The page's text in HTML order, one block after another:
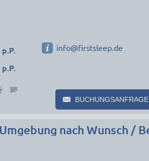
info@firstsleep.de
BUCHUNGSANFRAGE